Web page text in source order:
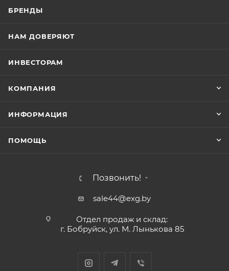
БРЕНДЫ
НАМ ДОВЕРЯЮТ
ИНВЕСТОРАМ
КОМПАНИЯ
ИНФОРМАЦИЯ
ПОМОЩЬ
Позвонить!
sale44@exg.by
Отдел продаж и склад:
г. Бобруйск, ул. М. Лынькова 85